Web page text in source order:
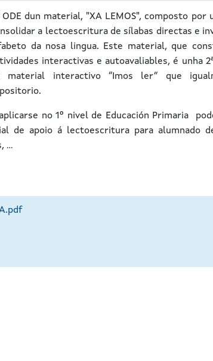
ODE dun material, "XA LEMOS", composto por
a lectoescritura de sílabas directas e
da nosa lingua. Este material, que
interactivas e autoavaliables, é unha
material interactivo “Imos ler” que
no 1º nivel de Educación Primaria
de apoio á lectoescritura para alumnado
…